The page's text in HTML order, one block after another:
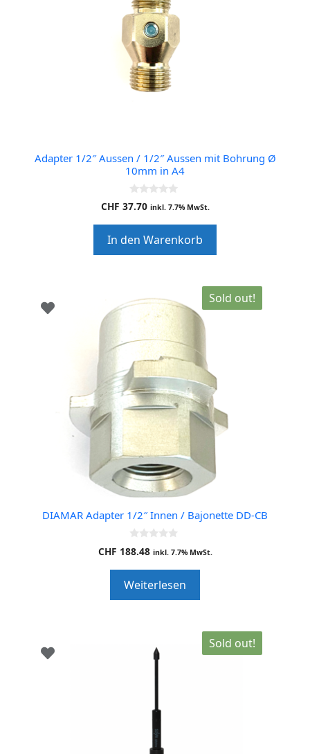
Adapter 1/2″ Aussen / 1/2″ Aussen mit Bohrung Ø
10mm in A4
0
o
o
f
5
CHF 37.70 inkl. 7.7% MwSt.
In den Warenkorb
Sold out!
DIAMAR Adapter 1/2″ Innen / Bajonette DD-CB
0
o
o
f
5
CHF 188.48 inkl. 7.7% MwSt.
Weiterlesen
Sold out!